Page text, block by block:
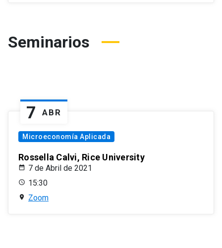
Seminarios
7 ABR
Microeconomía Aplicada
Rossella Calvi, Rice University
7 de Abril de 2021
15:30
Zoom